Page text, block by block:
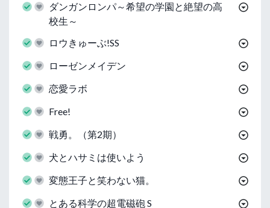
ダンガンロンパ～希望の学園と絶望の高
校生～
ロウきゅーぶ!SS
ローゼンメイデン
恋愛ラボ
Free!
戦勇。（第2期）
犬とハサミは使いよう
変態王子と笑わない猫。
とある科学の超電磁砲 S